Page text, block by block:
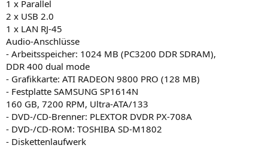
1 x Parallel
2 x USB 2.0
1 x LAN RJ-45
Audio-Anschlüsse
- Arbeitsspeicher: 1024 MB (PC3200 DDR SDRAM),
DDR 400 dual mode
- Grafikkarte: ATI RADEON 9800 PRO (128 MB)
- Festplatte SAMSUNG SP1614N
160 GB, 7200 RPM, Ultra-ATA/133
- DVD-/CD-Brenner: PLEXTOR DVDR PX-708A
- DVD-/CD-ROM: TOSHIBA SD-M1802
- Diskettenlaufwerk